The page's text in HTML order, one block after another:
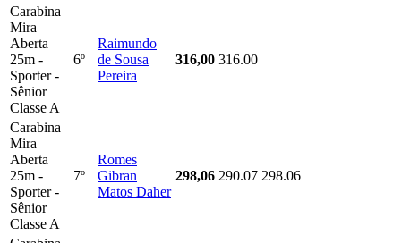
Carabina
Mira
Aberta
25m -
Sporter -
Sênior
Classe A
6º
Raimundo
de Sousa
Pereira
316,00 316.00
Carabina
Mira
Aberta
25m -
Sporter -
Sênior
Classe A
7º
Romes
Gibran
Matos Daher
298,06 290.07 298.06